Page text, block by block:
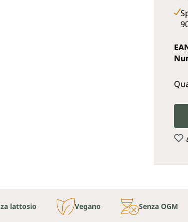
lattosio Vegano Senza OGM